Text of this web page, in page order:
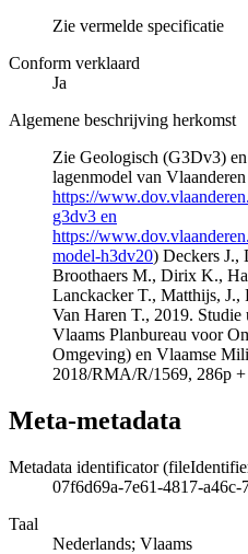
Zie vermelde specificatie
Conform verklaard
Ja
Algemene beschrijving herkomst
Zie Geologisch (G3Dv3)
lagenmodel van
https://
g3dv3 en
https://
model-h3dv20) Deckers J.,
Broothaers M., Dirix K.,
Lanckacker T., Matthijs,
Van Haren T., 2019.
Vlaams Planbureau voor
Omgeving) en Vlaamse
2018/RMA/R/1569, 286p
Meta-metadata
Metadata identificator
07f6d69a-7e61-4817-a46c-
Taal
Nederlands; Vlaams